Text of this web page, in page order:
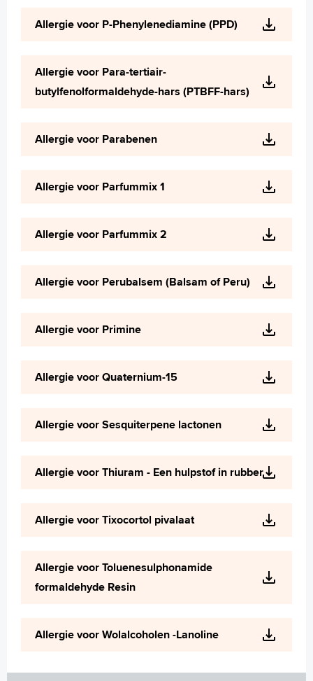
Allergie voor P-Phenylenediamine (PPD)
Allergie voor Para-tertiair-
butylfenolformaldehyde-hars (PTBFF-hars)
Allergie voor Parabenen
Allergie voor Parfummix 1
Allergie voor Parfummix 2
Allergie voor Perubalsem (Balsam of Peru)
Allergie voor Primine
Allergie voor Quaternium-15
Allergie voor Sesquiterpene lactonen
Allergie voor Thiuram - Een hulpstof in rubber
Allergie voor Tixocortol pivalaat
Allergie voor Toluenesulphonamide
formaldehyde Resin
Allergie voor Wolalcoholen -Lanoline